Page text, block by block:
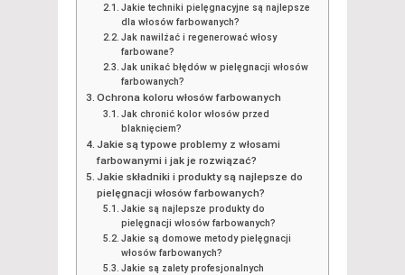
Jakie techniki pielęgnacyjne są najlepsze
dla włosów farbowanych?
Jak nawilżać i regenerować włosy
farbowane?
Jak unikać błędów w pielęgnacji włosów
farbowanych?
Ochrona koloru włosów farbowanych
Jak chronić kolor włosów przed
blaknięciem?
Jakie są typowe problemy z włosami
farbowanymi i jak je rozwiązać?
Jakie składniki i produkty są najlepsze do
pielęgnacji włosów farbowanych?
Jakie są najlepsze produkty do
pielęgnacji włosów farbowanych?
Jakie są domowe metody pielęgnacji
włosów farbowanych?
Jakie są zalety profesjonalnych